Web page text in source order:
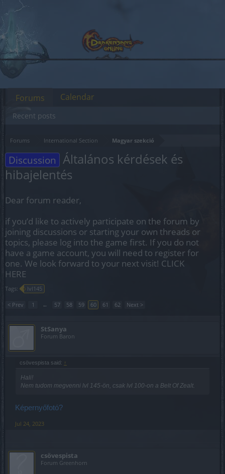
Forums International Section Magyar szekció
Discussion Általános kérdések és
hibajelentés
Dear forum reader,
if you’d like to actively participate on the forum by
joining discussions or starting your own threads or
topics, please log into the game first. If you do not
have a game account, you will need to register for
one. We look forward to your next visit! CLICK
HERE
Tags: lvl145
< Prev 1 ← 57 58 59 60 61 62 Next >
StSanya
Forum Baron
csövespista said: ↑
Hali!
Nem tudom megvenni lvl 145-ön, csak lvl 100-on a Belt Of Zealt.
Képernyőfotó?
Jul 24, 2023
csövespista
Forum Greenhorn
Forums
Recent posts
Calendar